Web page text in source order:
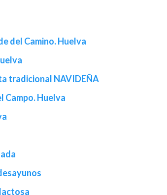
del Camino. Huelva
tradicional NAVIDEÑA
Campo. Huelva